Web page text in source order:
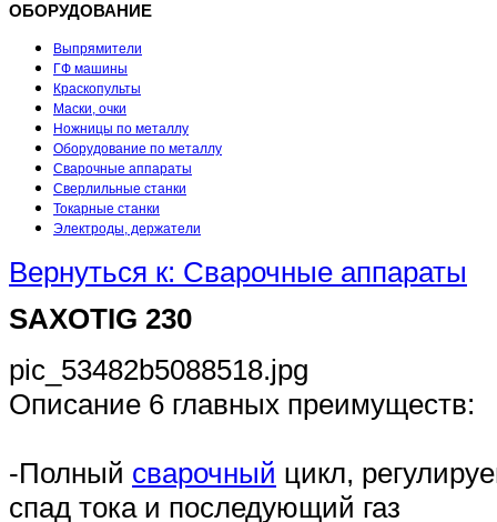
ОБОРУДОВАНИЕ
Выпрямители
ГФ машины
Краскопульты
Маски, очки
Ножницы по металлу
Оборудование по металлу
Сварочные аппараты
Сверлильные станки
Токарные станки
Электроды, держатели
Вернуться к: Сварочные аппараты
SAXOTIG 230
pic_53482b5088518.jpg
Описание 6 главных преимуществ:
-Полный сварочный цикл,
спад тока и последующий газ